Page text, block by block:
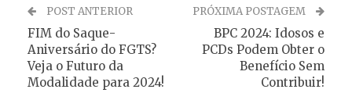
POST ANTERIOR
FIM do Saque-
Aniversário do FGTS?
Veja o Futuro da
Modalidade para 2024!
PRÓXIMA POSTAGEM
BPC 2024: Idosos e
PCDs Podem Obter o
Benefício Sem
Contribuir!